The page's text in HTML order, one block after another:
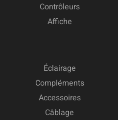
Contrôleurs
Affiche
Éclairage
Compléments
Accessoires
Câblage